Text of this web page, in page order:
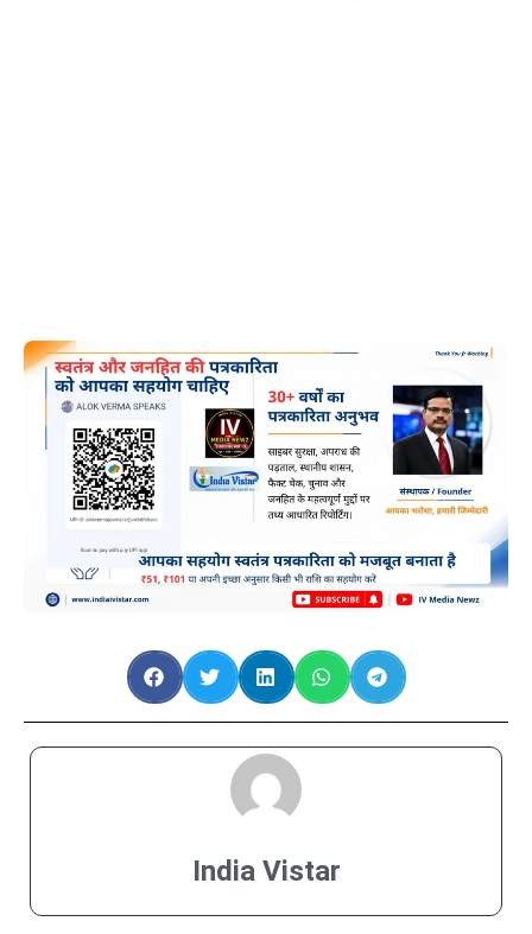
India Vistar